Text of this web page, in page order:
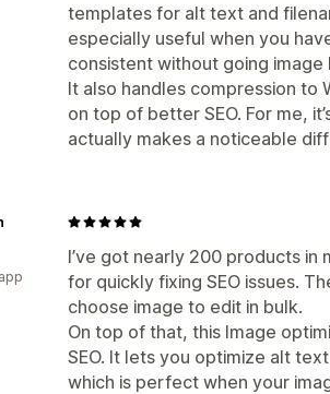
templates for alt text and
especially useful when you
consistent without going image
It also handles compression
on top of better SEO. For me,
actually makes a noticeable
I’ve got nearly 200 products in
for quickly fixing SEO issues.
choose image to edit in bulk.
On top of that, this Image
SEO. It lets you optimize alt
which is perfect when your